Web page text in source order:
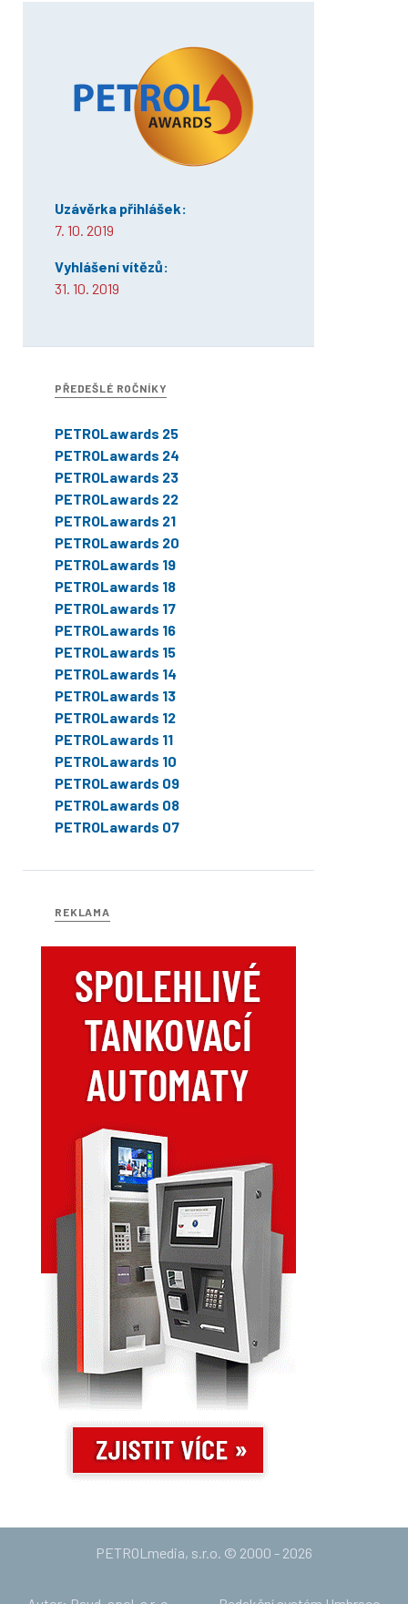
Uzávěrka přihlášek:
7. 10. 2019
Vyhlášení vítězů:
31. 10. 2019
PŘEDEŠLÉ ROČNÍKY
PETROLawards 25
PETROLawards 24
PETROLawards 23
PETROLawards 22
PETROLawards 21
PETROLawards 20
PETROLawards 19
PETROLawards 18
PETROLawards 17
PETROLawards 16
PETROLawards 15
PETROLawards 14
PETROLawards 13
PETROLawards 12
PETROLawards 11
PETROLawards 10
PETROLawards 09
PETROLawards 08
PETROLawards 07
REKLAMA
PETROLmedia, s.r.o. © 2000 - 2026